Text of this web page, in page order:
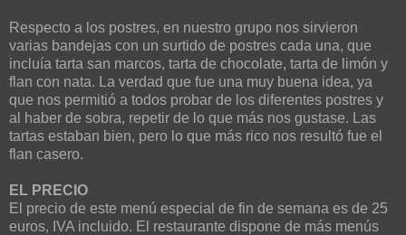
Respecto a los postres, en nuestro grupo nos sirvieron
varias bandejas con un surtido de postres cada una, que
incluía tarta san marcos, tarta de chocolate, tarta de limón y
flan con nata. La verdad que fue una muy buena idea, ya
que nos permitió a todos probar de los diferentes postres y
al haber de sobra, repetir de lo que más nos gustase. Las
tartas estaban bien, pero lo que más rico nos resultó fue el
flan casero.
EL PRECIO
El precio de este menú especial de fin de semana es de 25
euros, IVA incluido. El restaurante dispone de más menús